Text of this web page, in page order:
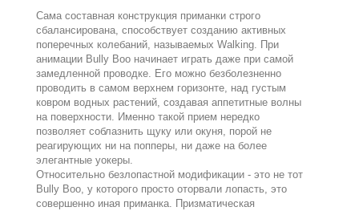
Сама составная конструкция приманки строго
сбалансирована, способствует созданию активных
поперечных колебаний, называемых Walking. При
анимации Bully Boo начинает играть даже при самой
замедленной проводке. Его можно безболезненно
проводить в самом верхнем горизонте, над густым
ковром водных растений, создавая аппетитные волны
на поверхности. Именно такой прием нередко
позволяет соблазнить щуку или окуня, порой не
реагирующих ни на попперы, ни даже на более
элегантные уокеры.
Относительно безлопастной модификации - это не тот
Bully Boo, у которого просто оторвали лопасть, это
совершенно иная приманка. Призматическая